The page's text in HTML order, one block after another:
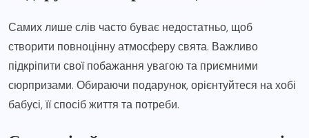
Самих лише слів часто буває недостатньо, щоб
створити повноцінну атмосферу свята. Важливо
підкріпити свої побажання увагою та приємними
сюрпризами. Обираючи подарунок, орієнтуйтеся на хобі
бабусі, її спосіб життя та потреби.